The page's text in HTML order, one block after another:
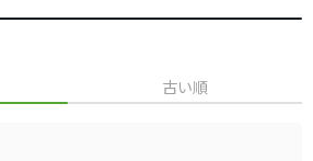
古い順